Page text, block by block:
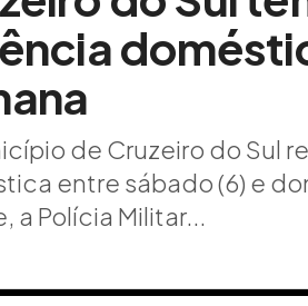
de Cruzeiro do Sul
entre sábado (6) e
a Polícia Militar...